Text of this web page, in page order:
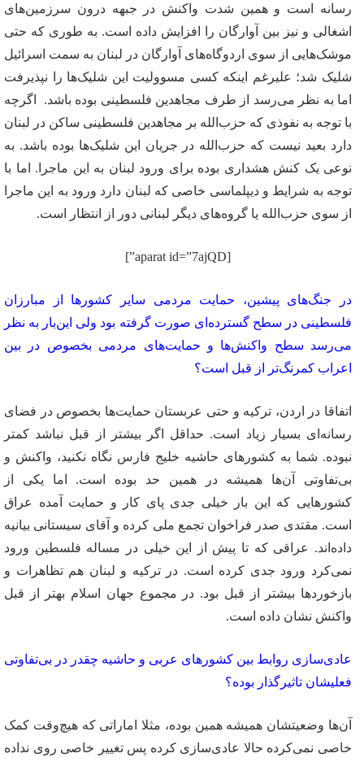
رسانه است و همین شدت واکنش در جبهه درون سرزمین‌های
اشغالی و نیز بین آوارگان را افزایش داده است. به طوری که حتی
موشک‌هایی از سوی اردوگاه‌های آوارگان در لبنان به سمت اسرائیل
شلیک شد؛ علیرغم اینکه کسی مسوولیت این شلیک‌ها را نپذیرفت
اما به نظر می‌رسد از طرف مجاهدین فلسطینی بوده باشد. اگرچه
با توجه به نفوذی که حزب‌الله بر مجاهدین فلسطینی ساکن در لبنان
دارد بعید نیست که حزب‌الله در جریان این شلیک‌ها بوده باشد. به
نوعی یک کنش هشداری بوده برای ورود لبنان به این ماجرا. اما با
توجه به شرایط و دیپلماسی خاصی که لبنان دارد ورود به این ماجرا
از سوی حزب‌الله یا گروه‌های دیگر لبنانی دور از انتظار است.
[aparat id=”7ajQD”]
در جنگ‌های پیشین، حمایت مردمی سایر کشورها از مبارزان
فلسطینی در سطح گسترده‌ای صورت گرفته بود ولی این‌بار به نظر
می‌رسد سطح واکنش‌ها و حمایت‌های مردمی بخصوص در بین
اعراب کمرنگ‌تر از قبل است؟
اتفاقا در اردن، ترکیه و حتی عربستان حمایت‌ها بخصوص در فضای
رسانه‌ای بسیار زیاد است. حداقل اگر بیشتر از قبل نباشد کمتر
نبوده. شما به کشورهای حاشیه خلیج فارس نگاه نکنید، واکنش و
بی‌تفاوتی آن‌ها همیشه در همین حد بوده است. اما یکی از
کشورهایی که این بار خیلی جدی پای کار و حمایت آمده عراق
است. مقتدی صدر فراخوان تجمع ملی کرده و آقای سیستانی بیانیه
داده‌اند. عراقی که تا پیش از این خیلی در مساله فلسطین ورود
نمی‌کرد ورود جدی کرده است. در ترکیه و لبنان هم تظاهرات و
بازخوردها بیشتر از قبل بود. در مجموع جهان اسلام بهتر از قبل
واکنش نشان داده است.
عادی‌سازی روابط بین کشورهای عربی و حاشیه چقدر در بی‌تفاوتی
فعلیشان تاثیرگذار بوده؟
آن‌ها وضعیتشان همیشه همین بوده، مثلا اماراتی که هیچ‌وقت کمک
خاصی نمی‌کرده حالا عادی‌سازی کرده پس تغییر خاصی روی نداده